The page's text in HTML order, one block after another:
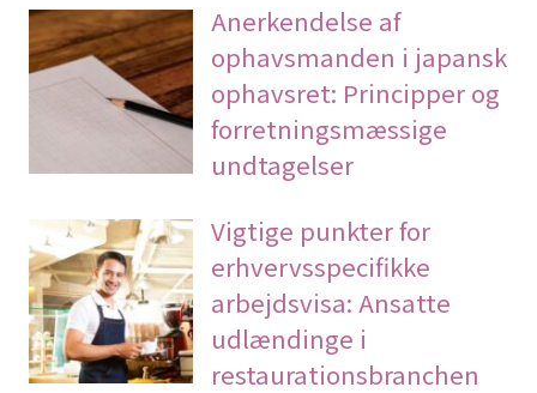
Anerkendelse af
ophavsmanden i japansk
ophavsret: Principper og
forretningsmæssige
undtagelser
Vigtige punkter for
erhvervsspecifikke
arbejdsvisa: Ansatte
udlændinge i
restaurationsbranchen